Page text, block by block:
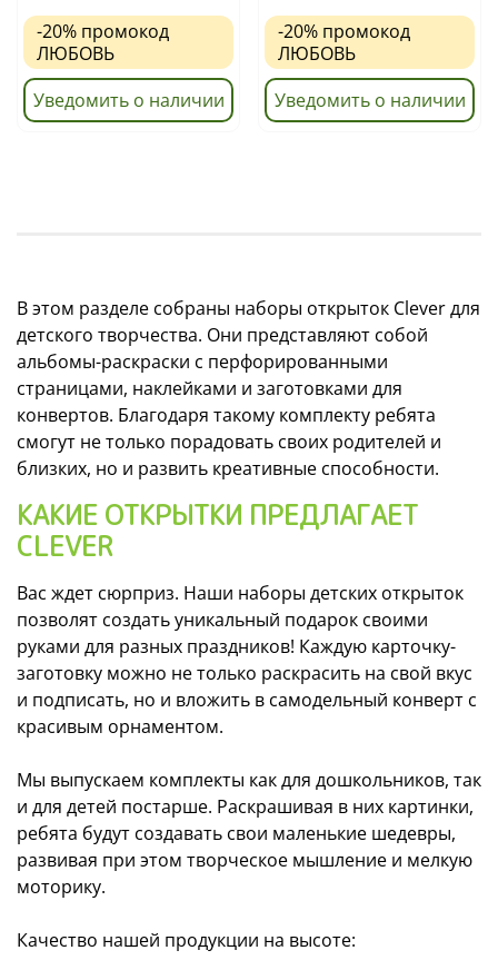
-20% промокод
ЛЮБОВЬ
Уведомить о наличии
-20% промокод
ЛЮБОВЬ
Уведомить о наличии
В этом разделе собраны наборы открыток Clever для
детского творчества. Они представляют собой
альбомы-раскраски с перфорированными
страницами, наклейками и заготовками для
конвертов. Благодаря такому комплекту ребята
смогут не только порадовать своих родителей и
близких, но и развить креативные способности.
КАКИЕ ОТКРЫТКИ ПРЕДЛАГАЕТ
CLEVER
Вас ждет сюрприз. Наши наборы детских открыток
позволят создать уникальный подарок своими
руками для разных праздников! Каждую карточку-
заготовку можно не только раскрасить на свой вкус
и подписать, но и вложить в самодельный конверт с
красивым орнаментом.
Мы выпускаем комплекты как для дошкольников, так
и для детей постарше. Раскрашивая в них картинки,
ребята будут создавать свои маленькие шедевры,
развивая при этом творческое мышление и мелкую
моторику.
Качество нашей продукции на высоте: